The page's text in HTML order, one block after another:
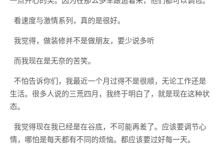
看速度与激情系列，真的是很好。
我觉得，做装修并不是做朋友，要少说多听
而我现在是无奈的苦笑。
不怕告诉你们，我最近一个月过得不是很顺，无论工作还是
生活。很多人说的三荒四月，我终于明白了，就是现在这种状
态。
我觉得现在我已经是在谷底，不可能再差了。应该要调节心
情，哪怕是每天都有不同的烦恼。都应该要过好每一天。